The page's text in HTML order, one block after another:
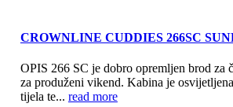
CROWNLINE CUDDIES 266SC
OPIS 266 SC je dobro opremljen brod za
za produženi vikend. Kabina je
tijela te... read more